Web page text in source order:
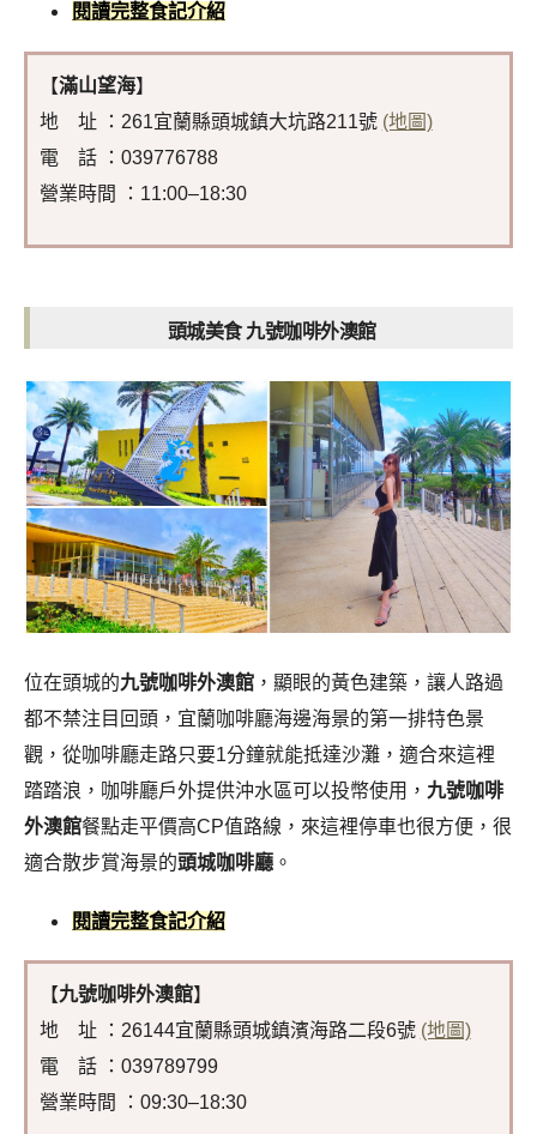
閱讀完整食記介紹
【滿山望海】
地 址 ：261宜蘭縣頭城鎮大坑路211號 (地圖)
電 話 ：039776788
營業時間 ：11:00–18:30
頭城美食 九號咖啡外澳館
位在頭城的九號咖啡外澳館 ，顯眼的黃色建築，讓人路過
都不禁注目回頭，宜蘭咖啡廳海邊海景的第一排特色景
觀，從咖啡廳走路只要1分鐘就能抵達沙灘，適合來這裡
踏踏浪，咖啡廳戶外提供沖水區可以投幣使用， 九號咖啡
外澳館餐點走平價高CP值路線，來這裡停車也很方便，很
適合散步賞海景的頭城咖啡廳 。
閱讀完整食記介紹
【九號咖啡外澳館】
地 址 ：26144宜蘭縣頭城鎮濱海路二段6號 (地圖)
電 話 ：039789799
營業時間 ：09:30–18:30